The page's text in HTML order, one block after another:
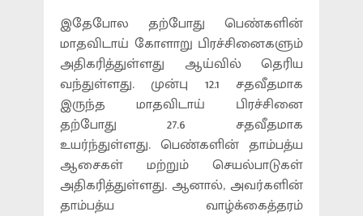
இதேபோல தற்போது பெண்களின்
மாதவிடாய் கோளாறு பிரச்சினைகளும்
அதிகரித்துள்ளது ஆய்வில் தெரிய
வந்துள்ளது. முன்பு 12.1 சதவீதமாக
இருந்த மாதவிடாய் பிரச்சினை
தற்போது 27.6 சதவீதமாக
உயர்ந்துள்ளது. பெண்களின் தாம்பத்ய
ஆசைகள் மற்றும் செயல்பாடுகள்
அதிகரித்துள்ளது. ஆனால், அவர்களின்
தாம்பத்ய வாழ்க்கைத்தரம்